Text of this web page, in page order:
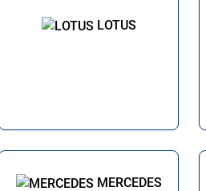
LOTUS
MERCEDES